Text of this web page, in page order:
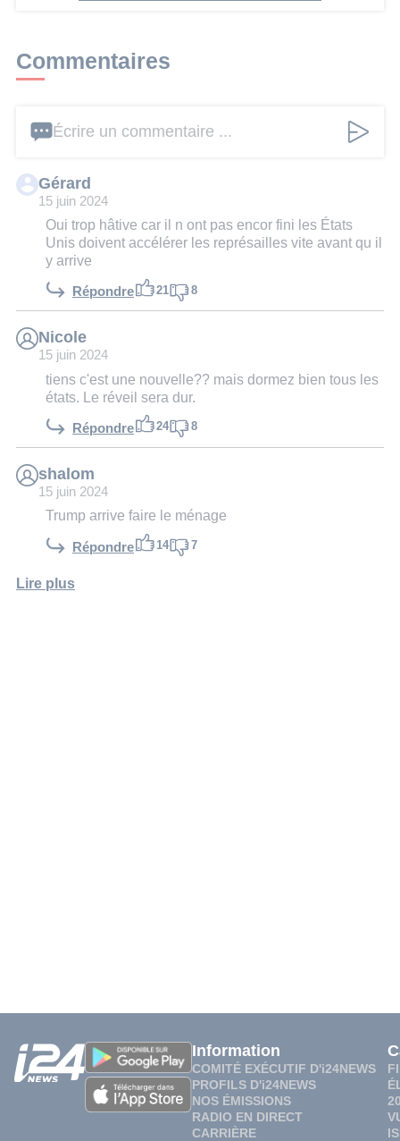
Commentaires
Écrire un commentaire ...
Gérard
15 juin 2024
Oui trop hâtive car il n ont pas encor fini les États
Unis doivent accélérer les représailles vite avant qu il
y arrive
Répondre 21 8
Nicole
15 juin 2024
tiens c'est une nouvelle?? mais dormez bien tous les
états. Le réveil sera dur.
Répondre 24 8
shalom
15 juin 2024
Trump arrive faire le ménage
Répondre 14 7
Lire plus
Information
COMITÉ EXÉCUTIF D'i24NEWS
PROFILS D'i24NEWS
NOS ÉMISSIONS
RADIO EN DIRECT
CARRIÈRE